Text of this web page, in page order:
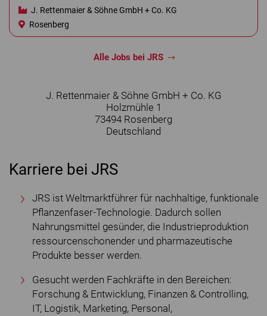
Karriere bei JRS
JRS ist Weltmarktführer für nachhaltige, funktionale
Pflanzenfaser-Technologie. Dadurch sollen
Nahrungsmittel gesünder, die Industrieproduktion
ressourcenschonender und pharmazeutische
Produkte besser werden.
Gesucht werden Fachkräfte in den Bereichen:
Forschung & Entwicklung, Finanzen & Controlling,
IT, Logistik, Marketing, Personal,
J. Rettenmaier & Söhne GmbH + Co. KG
Rosenberg
Alle Jobs bei JRS
J. Rettenmaier & Söhne GmbH + Co. KG
Holzmühle 1
73494 Rosenberg
Deutschland